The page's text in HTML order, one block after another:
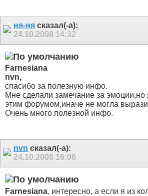
ня-ня сказал(-а):
24.10.2008 14:32
Farnesiana
nvn,
спасибо за полезную инфо.
Мне сделали замечание за эмоции,но
этим форумом,иначе не могла
Очень много полезной инфо.
nvn сказал(-а):
24.10.2008 16:06
Farnesiana, интересно, а если я из